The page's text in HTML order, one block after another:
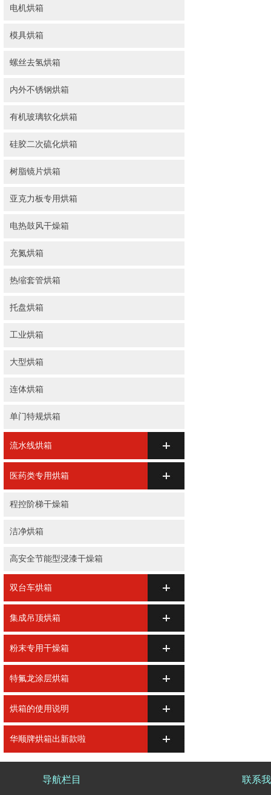
电机烘箱
模具烘箱
螺丝去氢烘箱
内外不锈钢烘箱
有机玻璃软化烘箱
硅胶二次硫化烘箱
树脂镜片烘箱
亚克力板专用烘箱
电热鼓风干燥箱
充氮烘箱
热缩套管烘箱
托盘烘箱
工业烘箱
大型烘箱
连体烘箱
单门特规烘箱
流水线烘箱
医药类专用烘箱
程控阶梯干燥箱
洁净烘箱
高安全节能型浸漆干燥箱
双台车烘箱
集成吊顶烘箱
粉末专用干燥箱
特氟龙涂层烘箱
烘箱的使用说明
华顺牌烘箱出新款啦
导航栏目 联系